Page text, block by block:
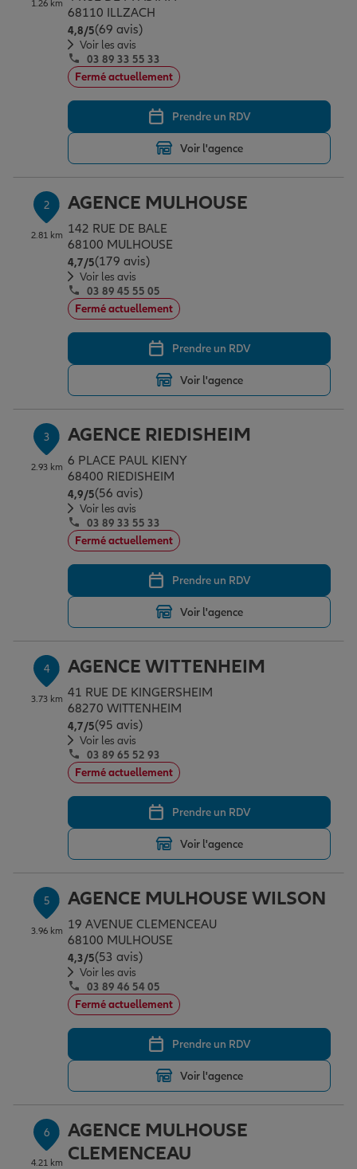
Assurance emprunteur
Prévoyance et dépendance
Assurance animal de compagnie
Protection de la famille
Protection juridique
Épargne & retraite
Plan épargne retraite
Assurance vie
Placements financiers
Investissements immobiliers
Transmission
Vos projets
Partir en vacances
Déménager
Changer de voiture
Départ à la retraite
Conseil assurance
Outre-mer
Assurance auto
Assurance habitation
Garantie des accidents de la vie
Assurance scolaire
Protection juridique
Tous nos devis d'assurance
Professionnels
Allianz en France
1.26 km
68110 ILLZACH
4,8/5Note de 4.8 sur 5
(69 avis)
Voir les avis
03 89 33 55 33
Fermé actuellement
Prendre un RDV
Voir l'agence
2
2.81 km
AGENCE MULHOUSE
142 RUE DE BALE
68100 MULHOUSE
4,7/5Note de 4.7 sur 5
(179 avis)
Voir les avis
03 89 45 55 05
Fermé actuellement
Prendre un RDV
Voir l'agence
3
2.93 km
AGENCE RIEDISHEIM
6 PLACE PAUL KIENY
68400 RIEDISHEIM
4,9/5Note de 4.9 sur 5
(56 avis)
Voir les avis
03 89 33 55 33
Fermé actuellement
Prendre un RDV
Voir l'agence
4
3.73 km
AGENCE WITTENHEIM
41 RUE DE KINGERSHEIM
68270 WITTENHEIM
4,7/5Note de 4.7 sur 5
(95 avis)
Voir les avis
03 89 65 52 93
Fermé actuellement
Prendre un RDV
Voir l'agence
5
3.96 km
AGENCE MULHOUSE WILSON
19 AVENUE CLEMENCEAU
68100 MULHOUSE
4,3/5Note de 4.3 sur 5
(53 avis)
Voir les avis
03 89 46 54 05
Fermé actuellement
Prendre un RDV
Voir l'agence
6
4.21 km
AGENCE MULHOUSE
CLEMENCEAU